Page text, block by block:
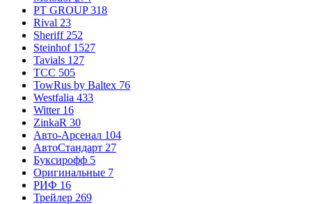
PT GROUP 318
Rival 23
Sheriff 252
Steinhof 1527
Tavials 127
TCC 505
TowRus by Baltex 76
Westfalia 433
Witter 16
ZinkaR 30
Авто-Арсенал 104
АвтоСтандарт 27
Буксирофф 5
Оригинальные 7
РИФ 16
Трейлер 269